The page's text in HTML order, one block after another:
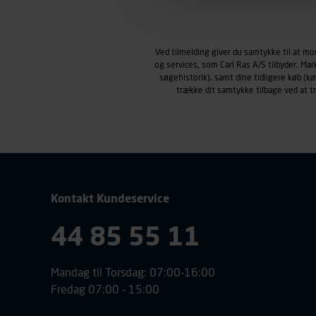
personoplysninger om
klikkes på, sider/indhold
smartphone mv.) samt de
Ved tilmelding giver du samtykke til at
og services, som Carl Ras A/S tilbyder.
søgehistorik), samt dine tidligere køb
trække dit samtykke tilbage ved at
Kontakt Kundeservice
44 85 55 11
Mandag til Torsdag: 07:00-16:00
Fredag 07:00 - 15:00